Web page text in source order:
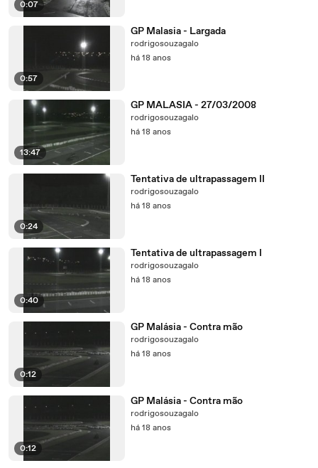
0:07
0:57
GP Malasia - Largada
rodrigosouzagalo
há 18 anos
13:47
GP MALASIA - 27/03/2008
rodrigosouzagalo
há 18 anos
0:24
Tentativa de ultrapassagem II
rodrigosouzagalo
há 18 anos
0:40
Tentativa de ultrapassagem I
rodrigosouzagalo
há 18 anos
0:12
GP Malásia - Contra mão
rodrigosouzagalo
há 18 anos
0:12
GP Malásia - Contra mão
rodrigosouzagalo
há 18 anos